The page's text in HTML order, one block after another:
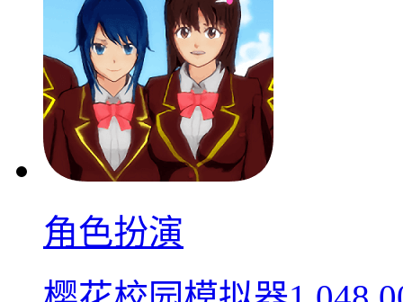
角色扮演